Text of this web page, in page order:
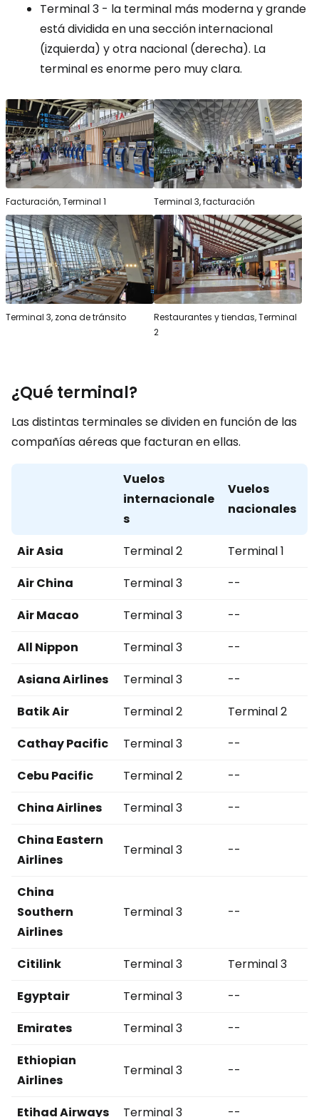
Terminal 3 - la terminal más moderna y grande
está dividida en una sección internacional
(izquierda) y otra nacional (derecha). La
terminal es enorme pero muy clara.
Facturación, Terminal 1 Terminal 3, facturación
Terminal 3, zona de tránsito
Restaurantes y tiendas, Terminal
2
¿Qué terminal?
Las distintas terminales se dividen en función de las
compañías aéreas que facturan en ellas.
Vuelos
internacionale
s
Vuelos
nacionales
Air Asia Terminal 2
Terminal 1
Air China
Terminal 3
--
Air Macao
Terminal 3
--
All Nippon
Terminal 3
--
Asiana Airlines
Terminal 3
--
Batik Air
Terminal 2
Terminal 2
Cathay Pacific
Terminal 3
--
Cebu Pacific
Terminal 2
--
China Airlines
Terminal 3
--
China Eastern
Airlines
Terminal 3 --
China
Southern
Airlines
Terminal 3 --
Citilink Terminal 3
Terminal 3
Egyptair
Terminal 3
--
Emirates
Terminal 3
--
Ethiopian
Airlines
Terminal 3 --
Etihad Airways Terminal 3 --